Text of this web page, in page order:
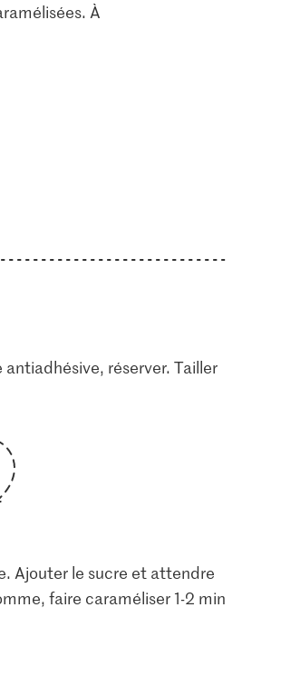
À
réserver. Tailler
Ajouter le sucre et attendre
faire caraméliser 1-2 min